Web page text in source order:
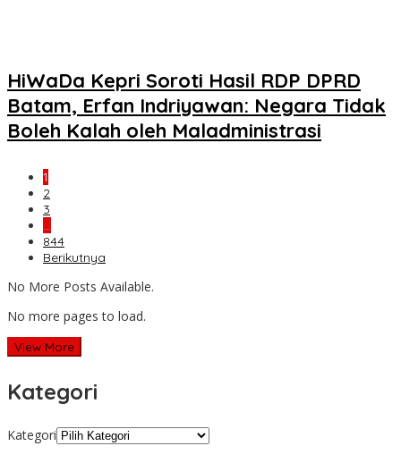
HiWaDa Kepri Soroti Hasil RDP DPRD
Batam, Erfan Indriyawan: Negara Tidak
Boleh Kalah oleh Maladministrasi
1
2
3
…
844
Berikutnya
No More Posts Available.
No more pages to load.
View More
Kategori
Kategori